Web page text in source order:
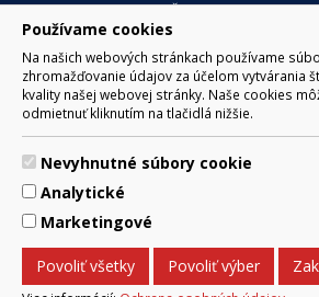
Používame cookies
Na našich webových stránkach používame
zhromažďovanie údajov za účelom vytvárania
kvality našej webovej stránky. Naše cookies
odmietnuť kliknutím na tlačidlá nižšie.
Nevyhnutné súbory cookie
Analytické
Marketingové
Povoliť všetky Povoliť výber
Námestie gen. M. R. Štefánika 1
977 01 Brezno
Slovakia (Slovak Republic)
© 2017 Mesto Brezno, Námestie gen. M. R.
977 01 Tel.: 048/28 56 301, 048/28
Za obsah zodpovedá Mesto Brezno.
Arrabella, s.r.o. , Pod Donátom 12/136 Žiar
podpora@internetova-
Prehlásenie o prístupnosti